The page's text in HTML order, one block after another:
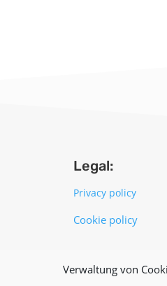
Verwaltung von
Legal:
Privacy policy
Cookie policy